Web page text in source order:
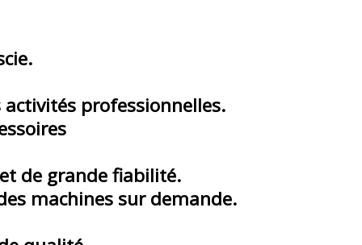
professionnelles.
de grande fiabilité.
machines sur demande.